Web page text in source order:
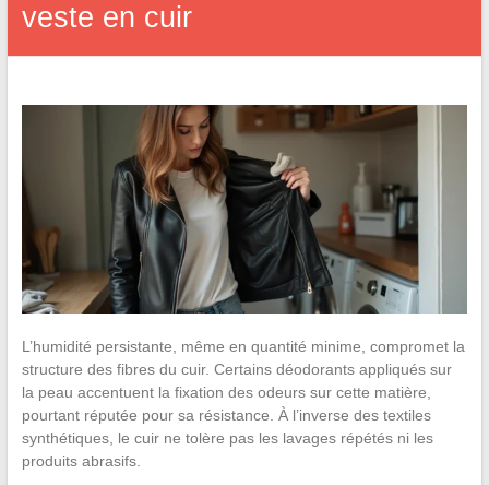
veste en cuir
L’humidité persistante, même en quantité minime, compromet la
structure des fibres du cuir. Certains déodorants appliqués sur
la peau accentuent la fixation des odeurs sur cette matière,
pourtant réputée pour sa résistance. À l’inverse des textiles
synthétiques, le cuir ne tolère pas les lavages répétés ni les
produits abrasifs.